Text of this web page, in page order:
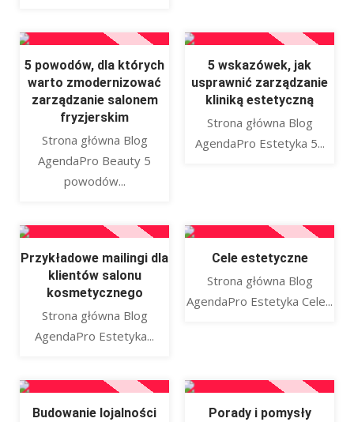
5 powodów, dla których
warto zmodernizować
zarządzanie salonem
fryzjerskim
Strona główna Blog
AgendaPro Beauty 5
powodów...
5 wskazówek, jak
usprawnić zarządzanie
kliniką estetyczną
Strona główna Blog
AgendaPro Estetyka 5...
Przykładowe mailingi dla
klientów salonu
kosmetycznego
Strona główna Blog
AgendaPro Estetyka...
Cele estetyczne
Strona główna Blog
AgendaPro Estetyka Cele...
Budowanie lojalności
Porady i pomysły